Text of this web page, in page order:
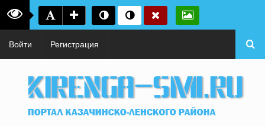
Войти Регистрация